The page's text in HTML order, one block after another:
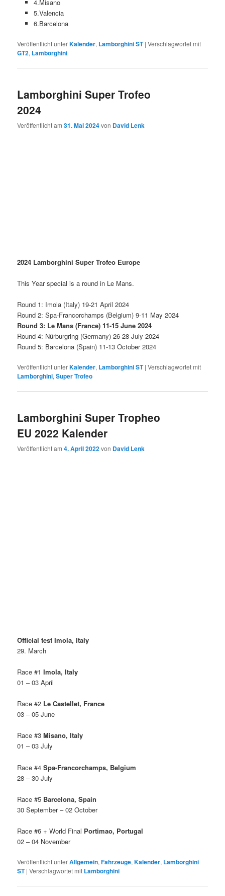
4.Misano
5.Valencia
6.Barcelona
Veröffentlicht unterKalender, Lamborghini ST |Verschlagwortet mit
GT2, Lamborghini
Lamborghini Super Trofeo
2024
Veröffentlicht am31. Mai 2024von David Lenk
2024 Lamborghini Super Trofeo Europe
This Year special is a round in Le Mans.
Round 1: Imola (Italy) 19-21 April 2024
Round 2: Spa-Francorchamps (Belgium) 9-11 May 2024
Round 3: Le Mans (France) 11-15 June 2024
Round 4: Nürburgring (Germany) 26-28 July 2024
Round 5: Barcelona (Spain) 11-13 October 2024
Veröffentlicht unterKalender, Lamborghini ST |Verschlagwortet mit
Lamborghini,Super Trofeo
Lamborghini Super Tropheo
EU 2022 Kalender
Veröffentlicht am4. April 2022von David Lenk
Official test Imola, Italy
29. March
Race #1Imola, Italy
01 – 03 April
Race #2 Le Castellet, France
03 – 05 June
Race #3Misano, Italy
01 – 03 July
Race #4Spa-Francorchamps, Belgium
28 – 30 July
Race #5 Barcelona, Spain
30 September – 02 October
Race #6 + World Final Portimao, Portugal
02 – 04 November
Veröffentlicht unterAllgemein,Fahrzeuge,Kalender, Lamborghini
ST |Verschlagwortet mit Lamborghini